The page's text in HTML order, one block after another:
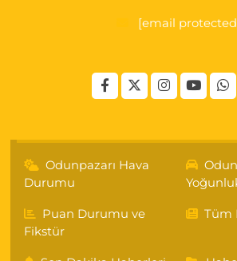
[email
Odunpazarı Hava
Durumu
Puan Durumu ve
Fikstür
Tüm